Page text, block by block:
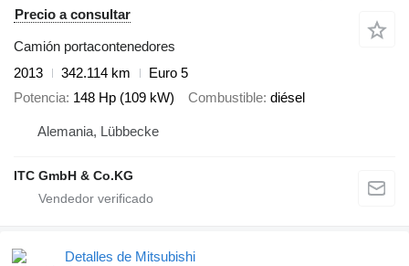
Precio a consultar
Camión portacontenedores
2013
342.114 km
Euro 5
Potencia 148 Hp (109 kW) Combustible diésel
Alemania, Lübbecke
ITC GmbH & Co.KG
Detalles de Mitsubishi